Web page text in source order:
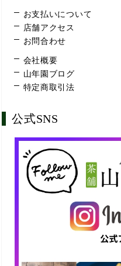
お支払いについて
店舗アクセス
お問合わせ
会社概要
山年園ブログ
特定商取引法
公式SNS